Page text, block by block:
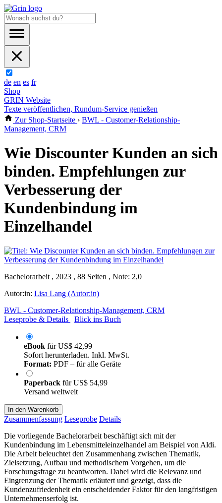
de en es fr
Shop
GRIN Website
Texte veröffentlichen, Rundum-Service genießen
Zur Shop-Startseite › BWL - Customer-Relationship-
Management, CRM
Wie Discounter Kunden an sich
binden. Empfehlungen zur
Verbesserung der
Kundenbindung im
Einzelhandel
Bachelorarbeit , 2023 , 88 Seiten , Note: 2,0
Autor:in: Lisa Lang (Autor:in)
BWL - Customer-Relationship-Management, CRM
Leseprobe & Details
Blick ins Buch
eBook fürUS$ 42,99
Sofort herunterladen. Inkl. MwSt.
Format: PDF – für alle Geräte
Paperback fürUS$ 54,99
Versand weltweit
In den Warenkorb
Zusammenfassung Leseprobe Details
Die vorliegende Bachelorarbeit beschäftigt sich mit der
Kundenbindung im Lebensmitteleinzelhandel am Beispiel von Aldi.
Die Arbeit beleuchtet den Zusammenhang zwischen Thematik,
Zielsetzung, Aufbau und methodischem Vorgehen, um die
Forschungsfrage zu beantworten. Dabei wird die Relevanz und
Eingrenzung der Thematik erläutert und gezeigt, dass die
Kundenzufriedenheit ein entscheidender Faktor für den langfristigen
Unternehmenserfolg ist.